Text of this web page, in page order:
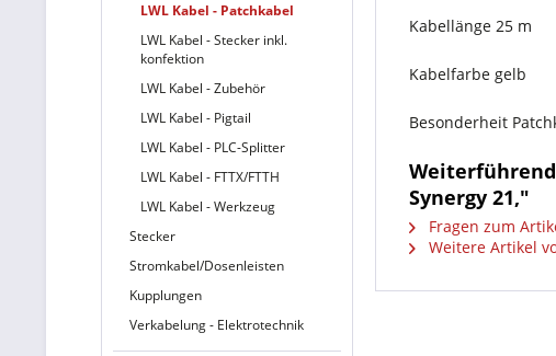
LWL Kabel - Patchkabel
LWL Kabel - Stecker inkl.
konfektion
LWL Kabel - Zubehör
LWL Kabel - Pigtail
LWL Kabel - PLC-Splitter
LWL Kabel - FTTX/FTTH
LWL Kabel - Werkzeug
Stecker
Stromkabel/Dosenleisten
Kupplungen
Verkabelung - Elektrotechnik
Kabellänge 25 m
Kabelfarbe gelb
Besonderheit
Synergy 21,"
Fragen zum
Weitere Artikel